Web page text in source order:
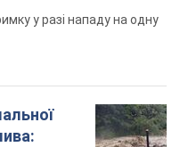
у разі нападу на одну